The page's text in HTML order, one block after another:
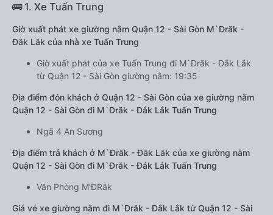
🚌 1. Xe Tuấn Trung
Giờ xuất phát xe giường nằm Quận 12 - Sài Gòn M`Đrăk -
Đắk Lắk của nhà xe Tuấn Trung
Giờ xuất phát của xe Tuấn Trung đi M`Đrăk - Đắk Lắk
từ Quận 12 - Sài Gòn giường nằm: 19:35
Địa điểm đón khách ở Quận 12 - Sài Gòn của xe giường nằm
Quận 12 - Sài Gòn đi M`Đrăk - Đắk Lắk Tuấn Trung
Ngã 4 An Sương
Địa điểm trả khách ở M`Đrăk - Đắk Lắk của xe giường nằm
Quận 12 - Sài Gòn đi M`Đrăk - Đắk Lắk Tuấn Trung
Văn Phòng M’ĐRắk
Giá vé xe giường nằm đi M`Đrăk - Đắk Lắk từ Quận 12 - Sài